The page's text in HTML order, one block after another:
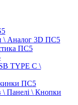
\ Аналог 3D ПС5
ПС5
TYPE C \
ПС5
\ Панелі \ Кнопки